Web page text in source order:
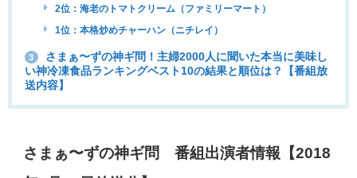
2位：海老のトマトクリーム（ファミリーマート）
1位：本格炒めチャーハン（ニチレイ）
3
さまぁ〜ずの神ギ問！主婦2000人に聞いた本当に美味し
い神冷凍食品ランキングベスト10の結果と順位は？【番組放
送内容】
さまぁ〜ずの神ギ問 番組出演者情報【2018